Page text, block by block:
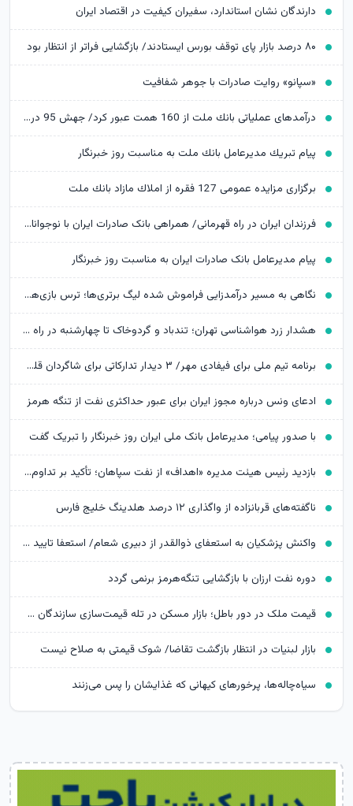
دارندگان نشان استاندارد، سفیران کیفیت در اقتصاد ایران
۸۰ درصد بازار پای توقف بورس ایستادند/ بازگشایی فراتر از انتظار بود
«سپانو» روایت صادرات با جوهر شفافیت
درآمدهای عملیاتی بانك ملت از 160 همت عبور كرد/ جهش 95 درصدی نسبت به پایان تیرماه 1404
پیام تبریك مدیرعامل بانك ملت به مناسبت روز خبرنگار
برگزاری مزایده عمومی 127 فقره از املاك مازاد بانك ملت
​فرزندان ایران در راه قهرمانی/ همراهی بانک صادرات ایران با نوجوانان و جوانان اعزامی به رقابت‌های وزنه‌برداری تاشکند
پیام مدیرعامل بانک صادرات ایران به مناسبت روز خبرنگار
نگاهی به مسیر درآمدزایی فراموش شده لیگ برتری‌ها؛ ترس بازی‌‎های تدارکاتی بزرگ ریخته شود
هشدار زرد هواشناسی تهران؛ تندباد و گردوخاک تا چهارشنبه در راه است
برنامه تیم ملی برای فیفادی مهر/ ۳ دیدار تدارکاتی برای شاگردان قلعه‌نویی
ادعای ونس درباره مجوز ایران برای عبور حداکثری نفت از تنگه هرمز
با صدور پیامی؛ مدیرعامل بانک ملی ایران روز خبرنگار را تبریک گفت
بازدید رئیس هیئت مدیره «اهداف» از نفت سپاهان؛ تأکید بر تداوم حمایت از شرکت های تابعه
ناگفته‌های قربانزاده از واگذاری ۱۲ درصد هلدینگ خلیج فارس
واکنش پزشکیان به استعفای ذوالقدر از دبیری شعام/ استعفا تایید شد؟
دوره نفت ارزان با بازگشایی تنگه‌هرمز برنمی گردد
قیمت ملک در دور باطل؛ بازار مسکن در تله قیمت‌سازی سازندگان خرد
بازار لبنیات در انتظار بازگشت تقاضا/ شوک قیمتی به صلاح نیست
سیاه‌چاله‌ها، پرخورهای کیهانی که غذایشان را پس می‌زنند